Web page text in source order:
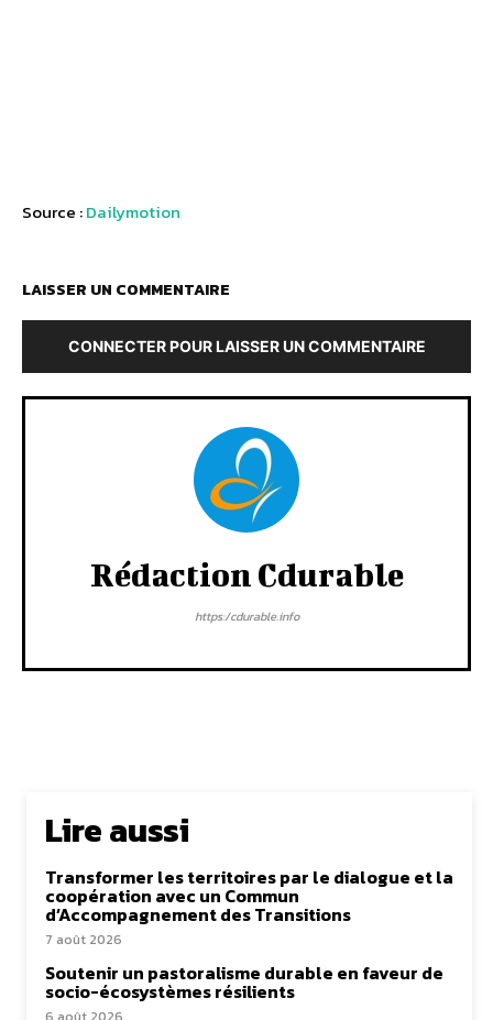
Source :Dailymotion
LAISSER UN COMMENTAIRE
CONNECTER POUR LAISSER UN COMMENTAIRE
Rédaction Cdurable
https:/cdurable.info
Lire aussi
Transformer les territoires par le dialogue et la
coopération avec un Commun
d’Accompagnement des Transitions
7 août 2026
Soutenir un pastoralisme durable en faveur de
socio-écosystèmes résilients